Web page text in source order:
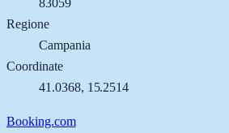
Regione
Campania
Coordinate
41.0368, 15.2514
Booking.com